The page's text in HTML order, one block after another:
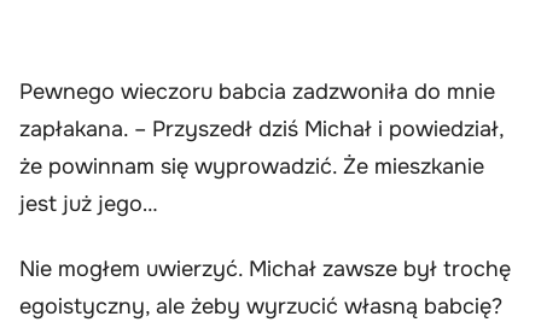
Pewnego wieczoru babcia zadzwoniła do mnie
zapłakana. – Przyszedł dziś Michał i powiedział,
że powinnam się wyprowadzić. Że mieszkanie
jest już jego…
Nie mogłem uwierzyć. Michał zawsze był trochę
egoistyczny, ale żeby wyrzucić własną babcię?